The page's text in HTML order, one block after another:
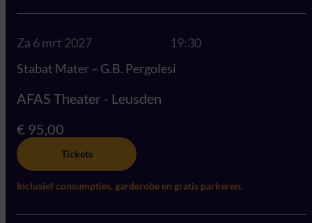
Za 6 mrt 2027
19:30
Stabat Mater – G.B. Pergolesi
AFAS Theater - Leusden
€ 95,00
Tickets
Inclusief consumpties, garderobe en gratis parkeren.